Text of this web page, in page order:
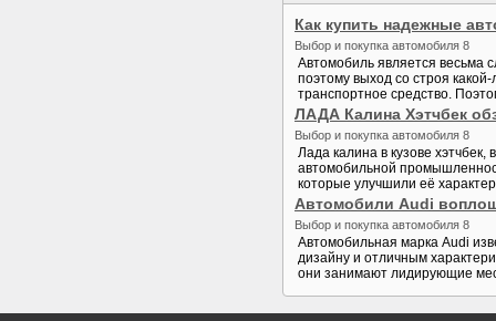
Как купить надежные
Выбор и покупка автомобиля 8
Автомобиль является весьма
поэтому выход со строя
транспортное средство.
ЛАДА Калина Хэтчбек
Выбор и покупка автомобиля 8
Лада калина в кузове
автомобильной
которые улучшили её
Автомобили Audi
Выбор и покупка автомобиля 8
Автомобильная марка Audi
дизайну и отличным
они занимают лидирующие